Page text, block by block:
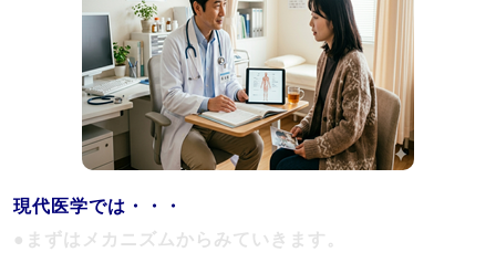
現代医学では・・・
●まずはメカニズムからみていきます。